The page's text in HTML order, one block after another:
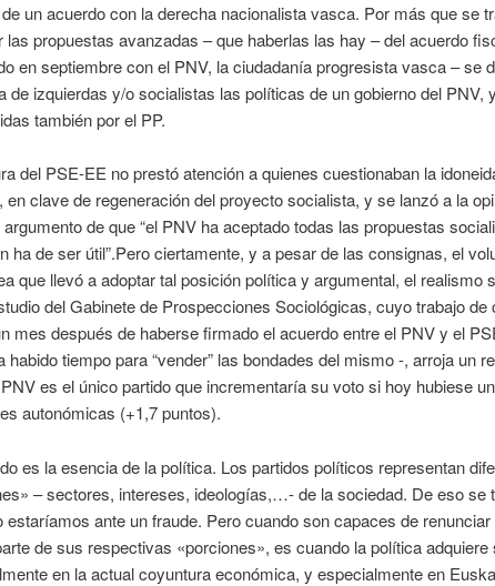
un acuerdo con la derecha nacionalista vasca. Por más que se
las propuestas avanzadas – que haberlas las hay – del acuerdo
en septiembre con el PNV, la ciudadanía progresista vasca – se
de izquierdas y/o socialistas las políticas de un gobierno del PNV,
también por el PP.
del PSE-EE no prestó atención a quienes cuestionaban la
en clave de regeneración del proyecto socialista, y se lanzó a la
de que “el PNV ha aceptado todas las propuestas
ha de ser útil”.Pero ciertamente, y a pesar de las consignas, el
que llevó a adoptar tal posición política y argumental, el realismo
del Gabinete de Prospecciones Sociológicas, cuyo trabajo de
mes después de haberse firmado el acuerdo entre el PNV y el
habido tiempo para “vender” las bondades del mismo -, arroja un
es el único partido que incrementaría su voto si hoy hubiese
autonómicas (+1,7 puntos).
es la esencia de la política. Los partidos políticos representan
– sectores, intereses, ideologías,…- de la sociedad. De eso se
estaríamos ante un fraude. Pero cuando son capaces de
de sus respectivas «porciones», es cuando la política adquiere
en la actual coyuntura económica, y especialmente en